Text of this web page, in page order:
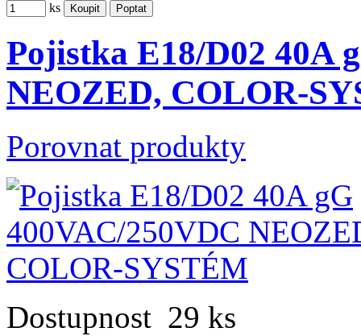
ks
Pojistka E18/D02 40A
NEOZED, COLOR-
Porovnat produkty
Dostupnost 29 ks